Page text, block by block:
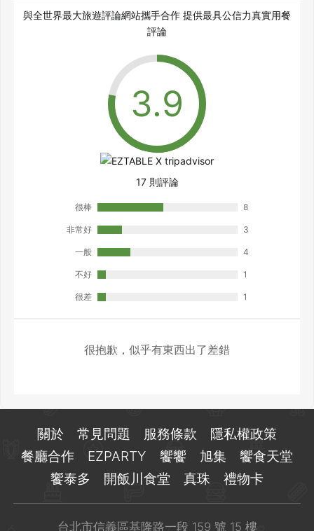
與全世界最大旅遊評論網站攜手合作 提供最具公信力真實用餐
評論
17 則評論
很棒 8
非常好 3
一般 4
不好 1
很差 1
很抱歉，似乎有東西出了差錯
關於 常見問題 服務條款
隱私權政策
餐廳合作
EZPARTY 饗饗 旭集
饗食天堂
饗泰多
開飯川食堂 真珠 禮物卡
台北市信義區基隆路一段 159 號 15 樓